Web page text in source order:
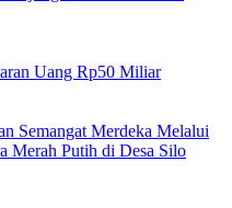
Uang Rp50 Miliar
Semangat Merdeka Melalui
Merah Putih di Desa Silo